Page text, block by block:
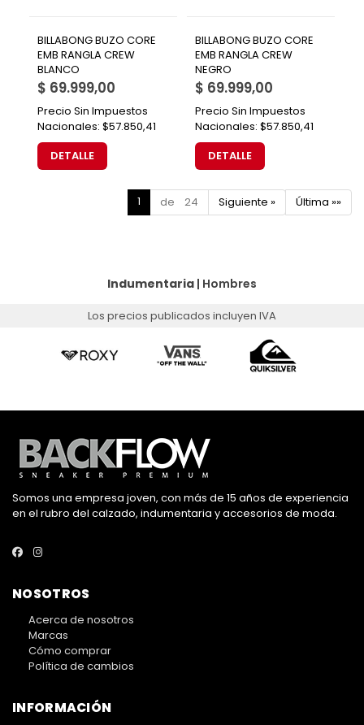
BILLABONG BUZO CORE
EMB RANGLA CREW
BLANCO
$ 69.999,00
Precio Sin Impuestos
Nacionales: $57.850,41
DETALLE
BILLABONG BUZO CORE
EMB RANGLA CREW
NEGRO
$ 69.999,00
Precio Sin Impuestos
Nacionales: $57.850,41
DETALLE
1 de 24 Siguiente » Última »»
Indumentaria | Hombres
Los precios publicados incluyen IVA
Somos una empresa joven, con más de 15 años de experiencia
en el rubro del calzado, indumentaria y accesorios de moda.
NOSOTROS
Acerca de nosotros
Marcas
Cómo comprar
Política de cambios
INFORMACIÓN